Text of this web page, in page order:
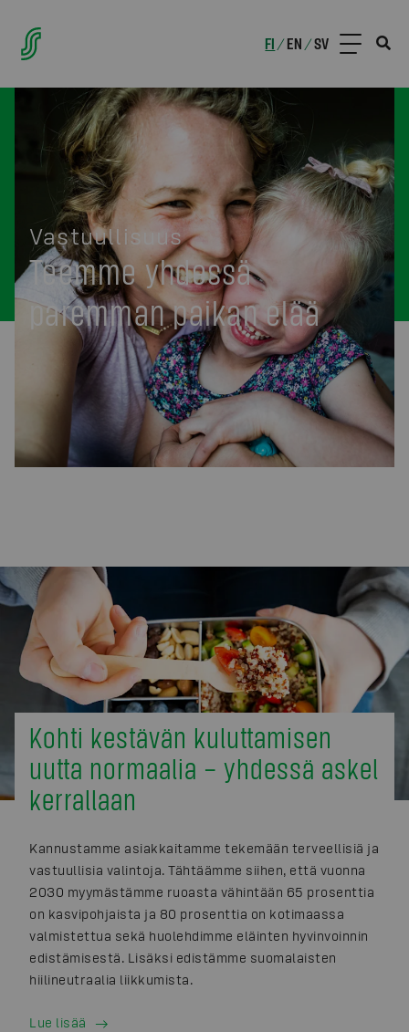
FI /EN /SV
Vastuullisuus
Teemme yhdessä
paremman paikan elää
Kohti kestävän kuluttamisen
uutta normaalia – yhdessä askel
kerrallaan
Kannustamme asiakkaitamme tekemään terveellisiä ja
vastuullisia valintoja. Tähtäämme siihen, että vuonna
2030 myymästämme ruoasta vähintään 65 prosenttia
on kasvipohjaista ja 80 prosenttia on kotimaassa
valmistettua sekä huolehdimme eläinten hyvinvoinnin
edistämisestä. Lisäksi edistämme suomalaisten
hiilineutraalia liikkumista.
Lue lisää